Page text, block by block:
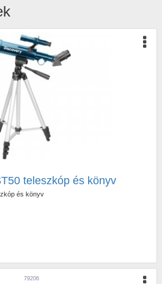
teleszkóp és könyv
és könyv
79206